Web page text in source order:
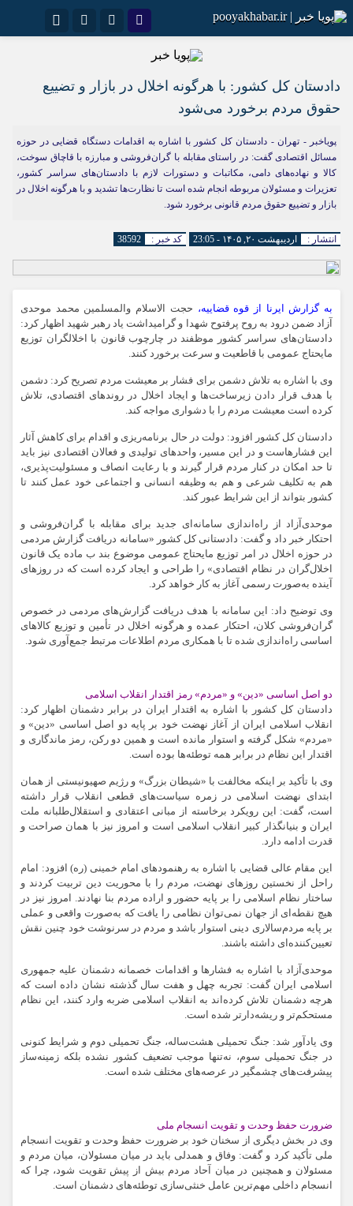
سروش ایتا
آپارات رمز عبور
مرا به خاطر بسپار
دادستان کل کشور: با هرگونه اخلال در بازار و تضییع
حقوق مردم برخورد می‌شود
پویاخبر - تهران - دادستان کل کشور با اشاره به اقدامات دستگاه قضایی در حوزه
مسائل اقتصادی گفت: در راستای مقابله با گران‌فروشی و مبارزه با قاچاق سوخت،
کالا و نهاده‌های دامی، مکاتبات و دستورات لازم با دادستان‌های سراسر کشور،
تعزیرات و مسئولان مربوطه انجام شده است تا نظارت‌ها تشدید و با هرگونه اخلال در
بازار و تضییع حقوق مردم قانونی برخورد شود.
انتشار : اردیبهشت ۲۰, ۱۴۰۵ - 23:05 کد خبر : 38592
به گزارش ایرنا از قوه قضاییه، حجت الاسلام والمسلمین محمد موحدی
آزاد ضمن درود به روح پرفتوح شهدا و گرامیداشت یاد رهبر شهید اظهار کرد:
دادستان‌های سراسر کشور موظفند در چارچوب قانون با اخلالگران توزیع
مایحتاج عمومی با قاطعیت و سرعت برخورد کنند.
وی با اشاره به تلاش دشمن برای فشار بر معیشت مردم تصریح کرد: دشمن
با هدف قرار دادن زیرساخت‌ها و ایجاد اخلال در روندهای اقتصادی، تلاش
کرده است معیشت مردم را با دشواری مواجه کند.
دادستان کل کشور افزود: دولت در حال برنامه‌ریزی و اقدام برای کاهش آثار
این فشارهاست و در این مسیر، واحدهای تولیدی و فعالان اقتصادی نیز باید
تا حد امکان در کنار مردم قرار گیرند و با رعایت انصاف و مسئولیت‌پذیری،
هم به تکلیف شرعی و هم به وظیفه انسانی و اجتماعی خود عمل کنند تا
کشور بتواند از این شرایط عبور کند.
موحدی‌آزاد از راه‌اندازی سامانه‌ای جدید برای مقابله با گران‌فروشی و
احتکار خبر داد و گفت: دادستانی کل کشور «سامانه دریافت گزارش مردمی
در حوزه اخلال در امر توزیع مایحتاج عمومی موضوع بند ب ماده یک قانون
اخلال‌گران در نظام اقتصادی» را طراحی و ایجاد کرده است که در روزهای
آینده به‌صورت رسمی آغاز به کار خواهد کرد.
وی توضیح داد: این سامانه با هدف دریافت گزارش‌های مردمی در خصوص
گران‌فروشی کلان، احتکار عمده و هرگونه اخلال در تأمین و توزیع کالاهای
اساسی راه‌اندازی شده تا با همکاری مردم اطلاعات مرتبط جمع‌آوری شود.
دو اصل اساسی «دین» و «مردم» رمز اقتدار انقلاب اسلامی
دادستان کل کشور با اشاره به اقتدار ایران در برابر دشمنان اظهار کرد:
انقلاب اسلامی ایران از آغاز نهضت خود بر پایه دو اصل اساسی «دین» و
«مردم» شکل گرفته و استوار مانده است و همین دو رکن، رمز ماندگاری و
اقتدار این نظام در برابر همه توطئه‌ها بوده است.
وی با تأکید بر اینکه مخالفت با «شیطان بزرگ» و رژیم صهیونیستی از همان
ابتدای نهضت اسلامی در زمره سیاست‌های قطعی انقلاب قرار داشته
است، گفت: این رویکرد برخاسته از مبانی اعتقادی و استقلال‌طلبانه ملت
ایران و بنیانگذار کبیر انقلاب اسلامی است و امروز نیز با همان صراحت و
قدرت ادامه دارد.
این مقام عالی قضایی با اشاره به رهنمودهای امام خمینی (ره) افزود: امام
راحل از نخستین روزهای نهضت، مردم را با محوریت دین تربیت کردند و
ساختار نظام اسلامی را بر پایه حضور و اراده مردم بنا نهادند. امروز نیز در
هیچ نقطه‌ای از جهان نمی‌توان نظامی را یافت که به‌صورت واقعی و عملی
بر پایه مردم‌سالاری دینی استوار باشد و مردم در سرنوشت خود چنین نقش
تعیین‌کننده‌ای داشته باشند.
موحدی‌آزاد با اشاره به فشارها و اقدامات خصمانه دشمنان علیه جمهوری
اسلامی ایران گفت: تجربه چهل و هفت سال گذشته نشان داده است که
هرچه دشمنان تلاش کرده‌اند به انقلاب اسلامی ضربه وارد کنند، این نظام
مستحکم‌تر و ریشه‌دارتر شده است.
وی یادآور شد: جنگ تحمیلی هشت‌ساله، جنگ تحمیلی دوم و شرایط کنونی
در جنگ تحمیلی سوم، نه‌تنها موجب تضعیف کشور نشده بلکه زمینه‌ساز
پیشرفت‌های چشمگیر در عرصه‌های مختلف شده است.
ضرورت حفظ وحدت و تقویت انسجام ملی
وی در بخش دیگری از سخنان خود بر ضرورت حفظ وحدت و تقویت انسجام
ملی تأکید کرد و گفت: وفاق و همدلی باید در میان مسئولان، میان مردم و
مسئولان و همچنین در میان آحاد مردم بیش از پیش تقویت شود، چرا که
انسجام داخلی مهم‌ترین عامل خنثی‌سازی توطئه‌های دشمنان است.